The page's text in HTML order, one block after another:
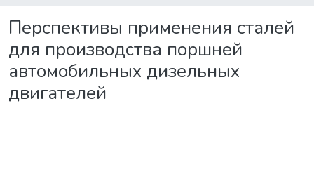
Перспективы применения сталей
для производства поршней
автомобильных дизельных
двигателей